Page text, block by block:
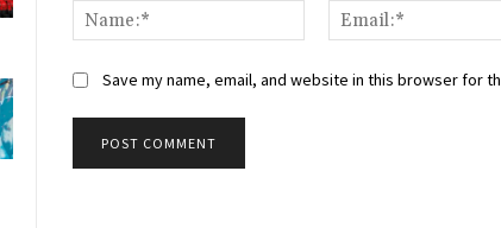
Name:*
Save my name, email, and website in this browser for